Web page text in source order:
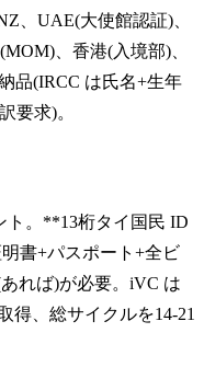
、UAE(大使館認証)、
、香港(入境部)、
品(IRCC は氏名+生年
要求)。
ト。**13桁タイ国民 ID
書+パスポート+全ビ
れば)が必要。iVC は
得、総サイクルを14-21